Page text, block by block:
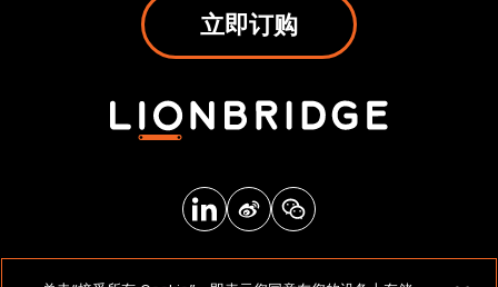
立即订购
法律声明和政策